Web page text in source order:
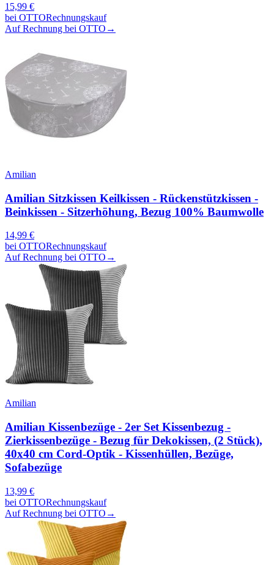
15,99 €
bei OTTORechnungskauf
Auf Rechnung bei OTTO →
Amilian
Amilian Sitzkissen Keilkissen - Rückenstützkissen -
Beinkissen - Sitzerhöhung, Bezug 100% Baumwolle
14,99 €
bei OTTORechnungskauf
Auf Rechnung bei OTTO →
Amilian
Amilian Kissenbezüge - 2er Set Kissenbezug -
Zierkissenbezüge - Bezug für Dekokissen, (2 Stück),
40x40 cm Cord-Optik - Kissenhüllen, Bezüge,
Sofabezüge
13,99 €
bei OTTORechnungskauf
Auf Rechnung bei OTTO →